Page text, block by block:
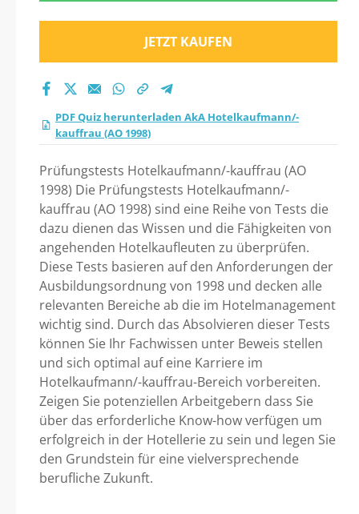
JETZT KAUFEN
PDF Quiz herunterladen AkA Hotelkaufmann/-
kauffrau (AO 1998)
Prüfungstests Hotelkaufmann/-kauffrau (AO
1998) Die Prüfungstests Hotelkaufmann/-
kauffrau (AO 1998) sind eine Reihe von Tests die
dazu dienen das Wissen und die Fähigkeiten von
angehenden Hotelkaufleuten zu überprüfen.
Diese Tests basieren auf den Anforderungen der
Ausbildungsordnung von 1998 und decken alle
relevanten Bereiche ab die im Hotelmanagement
wichtig sind. Durch das Absolvieren dieser Tests
können Sie Ihr Fachwissen unter Beweis stellen
und sich optimal auf eine Karriere im
Hotelkaufmann/-kauffrau-Bereich vorbereiten.
Zeigen Sie potenziellen Arbeitgebern dass Sie
über das erforderliche Know-how verfügen um
erfolgreich in der Hotellerie zu sein und legen Sie
den Grundstein für eine vielversprechende
berufliche Zukunft.